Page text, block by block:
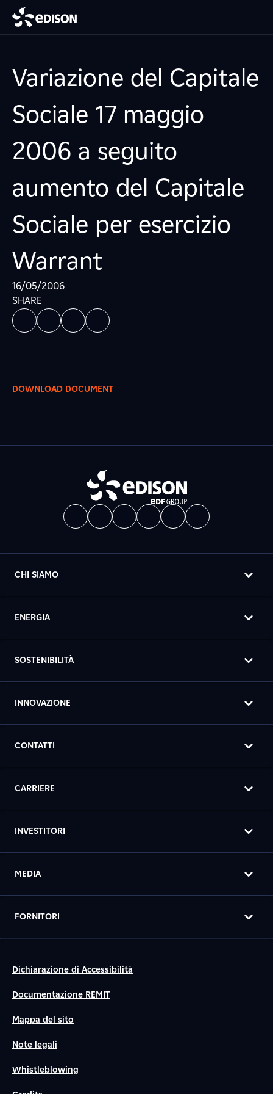
Variazione del Capitale
Sociale 17 maggio
2006 a seguito
aumento del Capitale
Sociale per esercizio
Warrant
16/05/2006
SHARE
DOWNLOAD DOCUMENT
CHI SIAMO
ENERGIA
SOSTENIBILITÀ
INNOVAZIONE
CONTATTI
CARRIERE
INVESTITORI
MEDIA
FORNITORI
Dichiarazione di Accessibilità
Documentazione REMIT
Mappa del sito
Note legali
Whistleblowing